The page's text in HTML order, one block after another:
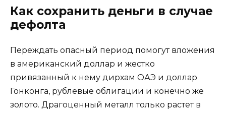
Как сохранить деньги в случае
дефолта
Переждать опасный период помогут вложения
в американский доллар и жестко
привязанный к нему дирхам ОАЭ и доллар
Гонконга, рублевые облигации и конечно же
золото. Драгоценный металл только растет в